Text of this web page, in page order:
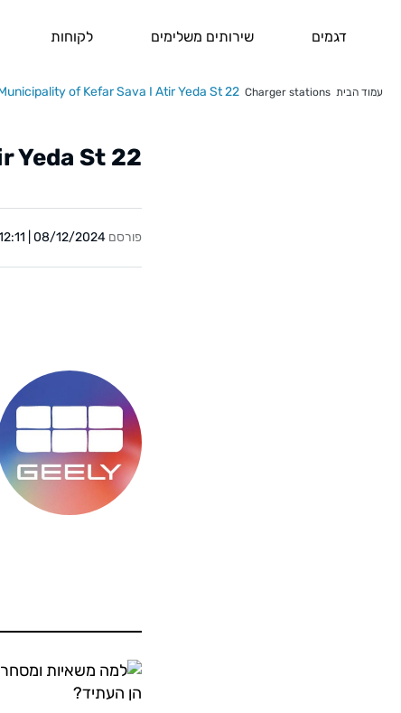
דגמים שירותים משלימים לקוחות
עמוד הבית Charger stations
of Kefar Sava I Atir Yeda St 22
Yeda St 22
פורסם 08/12/2024 | 12:11